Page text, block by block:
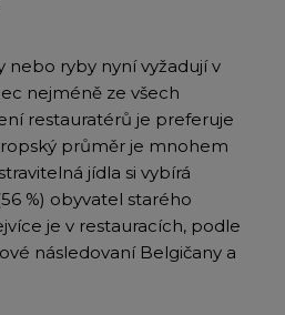
nebo ryby nyní vyžadují v
nejméně ze všech
restauratérů je preferuje
průměr je mnohem
jídla si vybírá
%) obyvatel starého
je v restauracích, podle
následovaní Belgičany a